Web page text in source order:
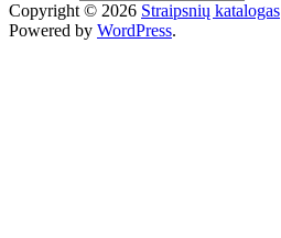
Copyright © 2026 Straipsnių katalogas
Powered by WordPress.